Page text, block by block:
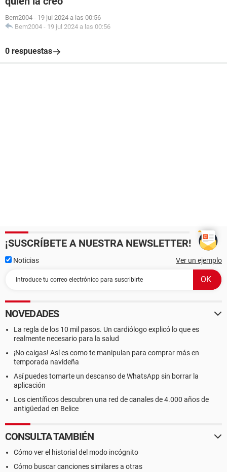
Bem2004 - 19 jul 2024 a las 00:56
Bem2004 - 19 jul 2024 a las 00:56
0 respuestas
¡SUSCRÍBETE A NUESTRA NEWSLETTER!
Noticias Ver un ejemplo
NOVEDADES
La regla de los 10 mil pasos. Un cardiólogo explicó lo que es
realmente necesario para la salud
¡No caigas! Así es como te manipulan para comprar más en
temporada navideña
Así puedes tomarte un descanso de WhatsApp sin borrar la
aplicación
Los científicos descubren una red de canales de 4.000 años de
antigüedad en Belice
CONSULTA TAMBIÉN
Cómo ver el historial del modo incógnito
Cómo buscar canciones similares a otras